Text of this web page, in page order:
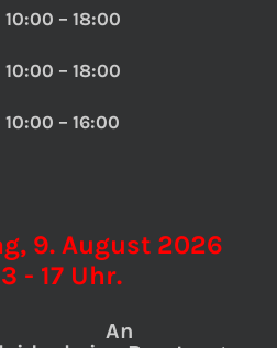
10:00 – 18:00
10:00 – 18:00
10:00 – 16:00
9. August 2026
- 17 Uhr.